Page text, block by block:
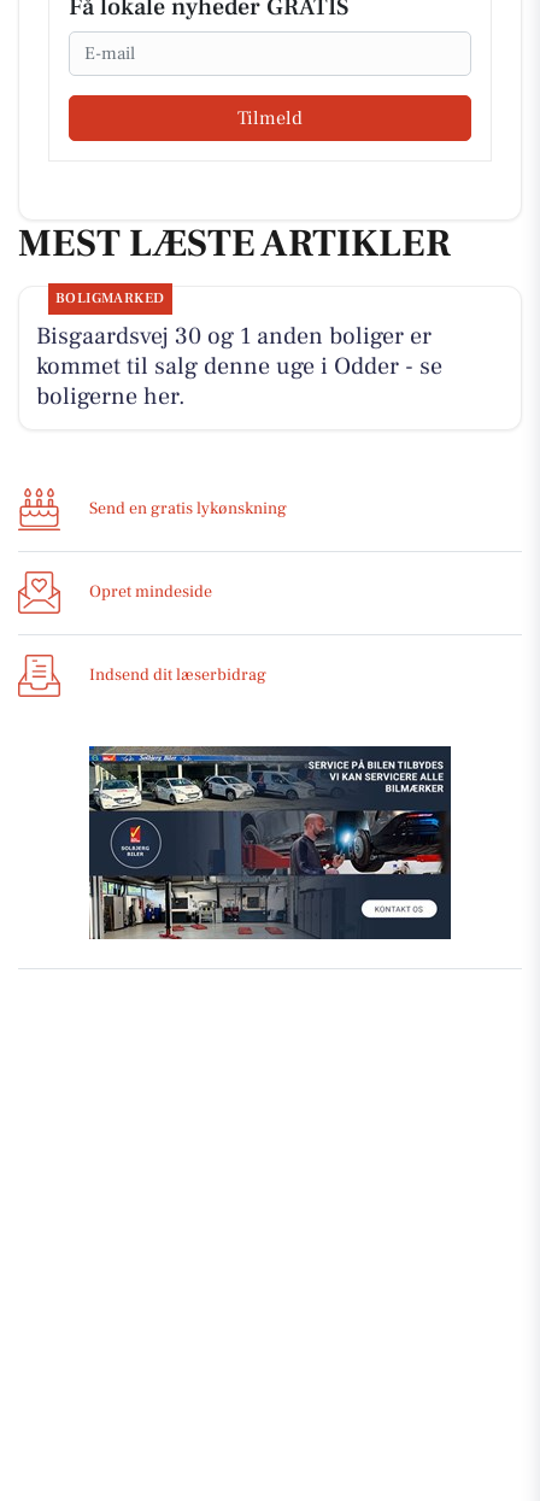
Få lokale nyheder GRATIS
Email
Tilmeld
MEST LÆSTE ARTIKLER
BOLIGMARKED
Bisgaardsvej 30 og 1 anden boliger er
kommet til salg denne uge i Odder - se
boligerne her.
Send en gratis lykønskning
Opret mindeside
Indsend dit læserbidrag